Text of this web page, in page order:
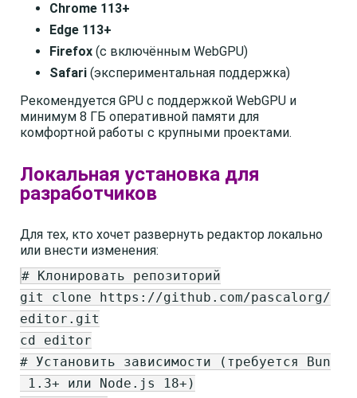
Chrome 113+
Edge 113+
Firefox (с включённым WebGPU)
Safari (экспериментальная поддержка)
Рекомендуется GPU с поддержкой WebGPU и
минимум 8 ГБ оперативной памяти для
комфортной работы с крупными проектами.
Локальная установка для
разработчиков
Для тех, кто хочет развернуть редактор локально
или внести изменения:
# Клонировать репозиторий
git clone https://github.com/pascalorg/
editor.git
cd editor
# Установить зависимости (требуется Bun
1.3+ или Node.js 18+)